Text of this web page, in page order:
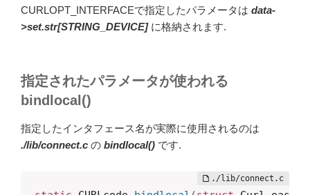
CURLOPT_INTERFACEで指定したパラメータは data-
>set.str[STRING_DEVICE]に格納されます.
指定されたパラメータが使われる
bindlocal()
指定したインタフェース名が実際に使用されるのは
./lib/connect.c の bindlocal() です.